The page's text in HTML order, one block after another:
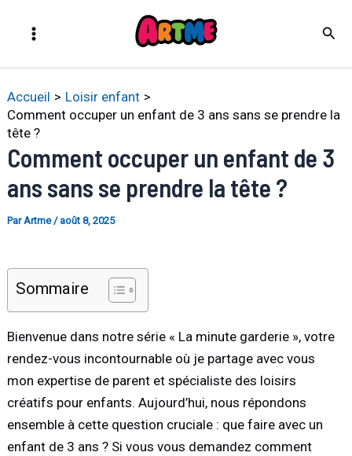
Accueil
Loisir enfant
Comment occuper un enfant de 3 ans sans se prendre la
tête ?
Comment occuper un enfant de 3
ans sans se prendre la tête ?
ParArtme/ août 8, 2025
Sommaire
Bienvenue dans notre série « La minute garderie », votre
rendez-vous incontournable où je partage avec vous
mon expertise de parent et spécialiste des loisirs
créatifs pour enfants. Aujourd’hui, nous répondons
ensemble à cette question cruciale : que faire avec un
enfant de 3 ans ? Si vous vous demandez comment